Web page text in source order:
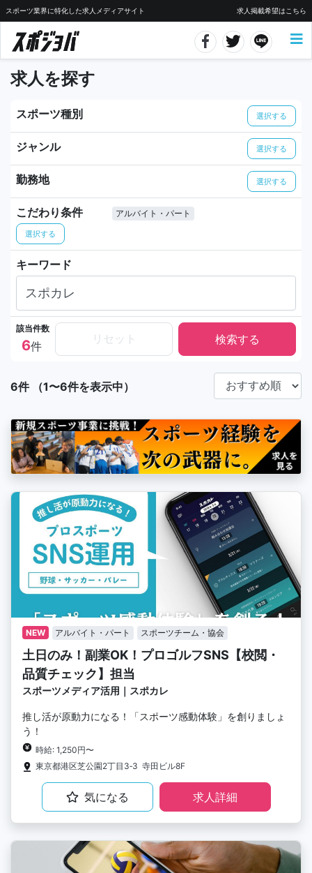
スポーツ業界に特化した求人メディアサイト 求人掲載希望はこちら
求人を探す
スポーツ種別 選択する
ジャンル 選択する
勤務地 選択する
こだわり条件
選択する
アルバイト・パート
キーワード
該当件数
6件
リセット
6件 （1〜6件を表示中）
NEW アルバイト・パート スポーツチーム・協会
土日のみ！副業OK！プロゴルフSNS【校閲・
品質チェック】担当
スポーツメディア活用｜スポカレ
推し活が原動力になる！「スポーツ感動体験」を創りましょ
う！
時給: 1,250円〜
東京都港区芝公園2丁目3‐3 寺田ビル8F
気になる 求人詳細